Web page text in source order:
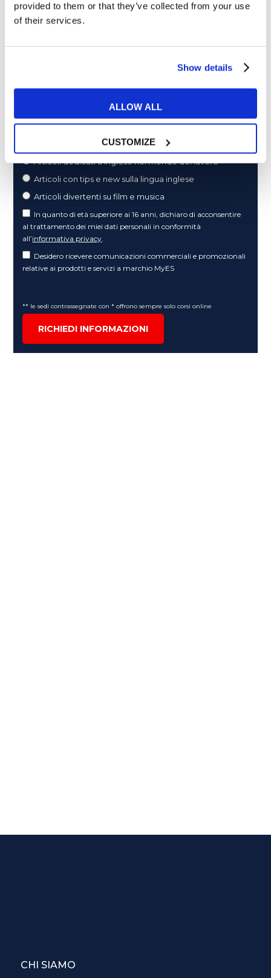
provided to them or that they’ve collected from your use
of their services.
Show details
ALLOW ALL
CUSTOMIZE
Cosa ti piace leggere?
Articoli dedicati alla grammatica inglese
Articoli dedicati a inglese nel mondo del lavoro
Articoli con tips e new sulla lingua inglese
Articoli divertenti su film e musica
In quanto di età superiore ai 16 anni, dichiaro di acconsentire
al trattamento dei miei dati personali in conformità
all’informativa privacy.
Desidero ricevere comunicazioni commerciali e promozionali
relative ai prodotti e servizi a marchio MyES
** le sedi contrassegnate con * offrono sempre solo corsi online
RICHIEDI INFORMAZIONI
CHI SIAMO